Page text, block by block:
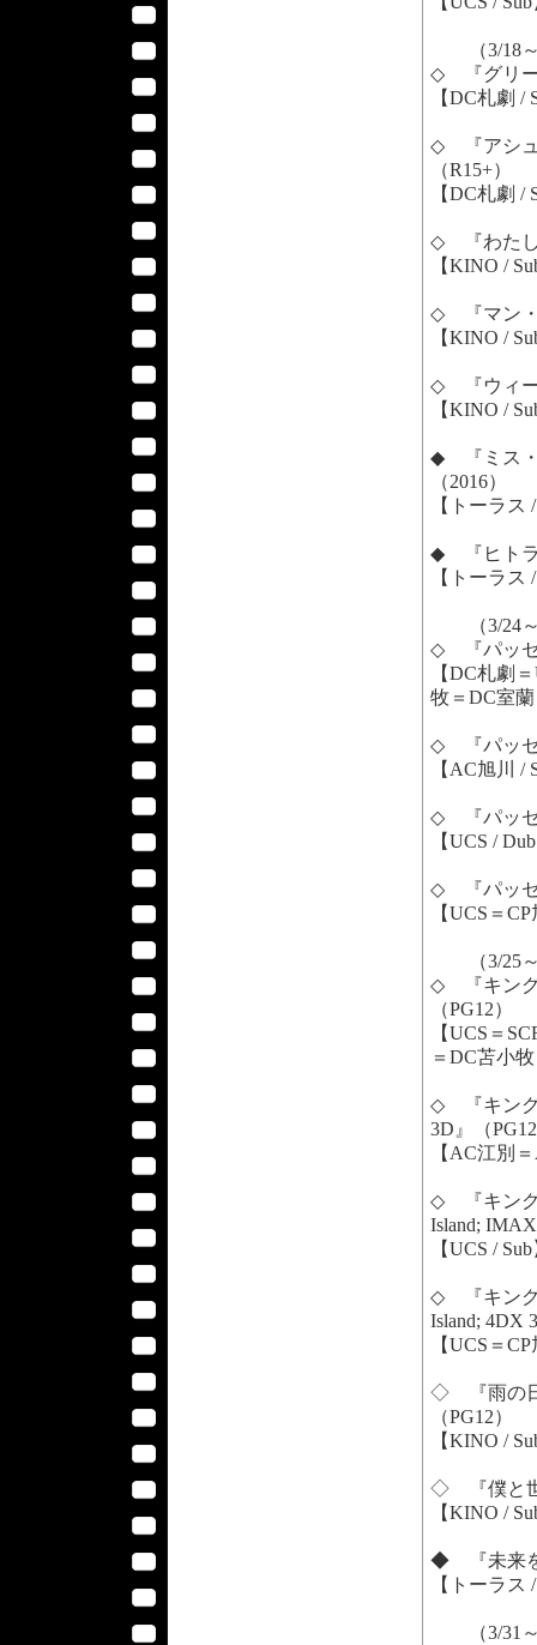
（3/18
◇ 『グリー
【DC札劇 /
◇ 『アシュ
（R15+）
【DC札劇 /
◇ 『わたし
【KINO /
◇ 『マン・
【KINO /
◇ 『ウィー
【KINO /
◆ 『ミス・
（2016）
【トーラス
◆ 『ヒトラ
【トーラス
（3/24
◇ 『パッセ
【DC札劇
牧＝DC室蘭
◇ 『パッセ
【AC旭川 /
◇ 『パッセ
【UCS /
◇ 『パッセ
【UCS＝
（3/25
◇ 『キング
（PG12）
【UCS＝
＝DC苫小
◇ 『キング
3D』（
【AC江別
◇ 『キン
Island;
【UCS /
◇ 『キング
Island; 4DX
【UCS＝
◇ 『雨の日
（PG12）
【KINO /
◇ 『僕と世
【KINO /
◆ 『未来を
【トーラス
（3/31